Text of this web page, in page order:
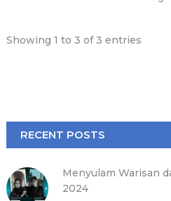
Showing 1 to 3 of 3 entries
RECENT POSTS
Menyulam Warisan
2024